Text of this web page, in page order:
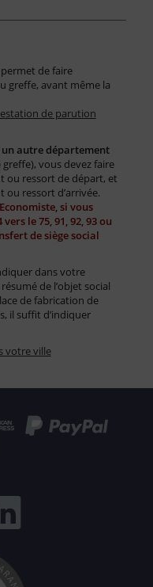
de faire
greffe, avant même la
de parution
un autre département
vous devez faire
ou ressort de départ, et
ressort d’arrivée.
si vous
le 75, 91, 92, 93 ou
de siège social
dans votre
de l’objet social
de fabrication de
il suffit d’indiquer
votre ville